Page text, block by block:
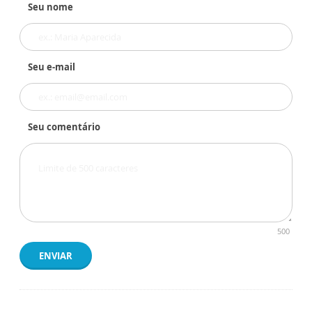
Seu nome
Seu e-mail
Seu comentário
500
ENVIAR